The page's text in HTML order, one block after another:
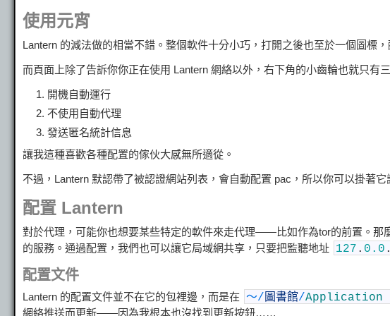
使用元宵
Lantern 的減法做的相當不錯。整個軟件十分小巧，打開之後也至於一個圖標
而頁面上除了告訴你你正在使用 Lantern 網絡以外，右下角的小齒輪也就只有三
開機自動運行
不使用自動代理
發送匿名統計信息
讓我這種喜歡各種配置的傢伙大感無所適從。
不過，Lantern 默認帶了被認證網站列表，會自動配置 pac，所以你可以掛著
配置 Lantern
對於代理，可能你也想要某些特定的軟件來走代理——比如作為tor的前置。那
的服務。通過配置，我們也可以讓它局域網共享，只要把監聽地址 127 . 0.0 .
配置文件
Lantern 的配置文件並不在它的包裡邊，而是在 〜/ 圖書館/Application
網絡推送而更新——因為我根本也沒找到更新按鈕……